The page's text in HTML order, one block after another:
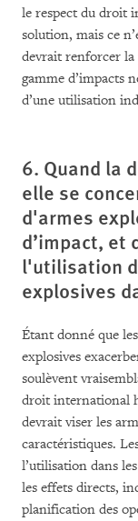
le respect du droit
solution, mais ce
devrait renforcer
gamme d’impacts
d’une utilisation
6. Quand la
elle se
d'armes
d’impact, et
l'utilisation
explosives
Étant donné que
explosives
soulèvent
droit international
devrait viser les
caractéristiques.
l’utilisation dans
les effets directs,
planification des